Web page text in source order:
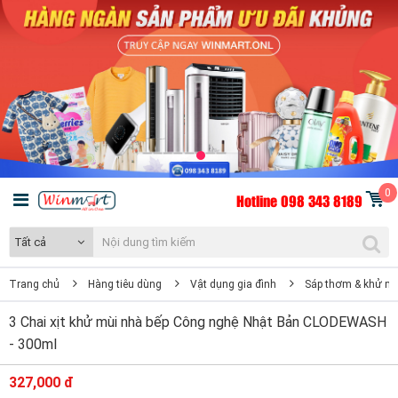
Hotline 098 343 8189 0
Tất cả
Trang chủ Hàng tiêu dùng Vật dụng gia đình Sáp thơm & khử
3 Chai xịt khử mùi nhà bếp Công nghệ Nhật Bản CLODEWASH
- 300ml
327,000 đ